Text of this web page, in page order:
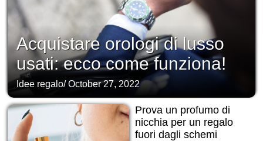
Acquistare orologi di lusso
usati: ecco come funziona!
Idee regalo/October 27, 2022
Prova un profumo di
nicchia per un regalo
fuori dagli schemi